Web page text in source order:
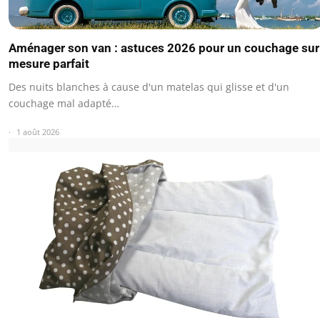
Aménager son van : astuces 2026 pour un couchage sur
mesure parfait
Des nuits blanches à cause d'un matelas qui glisse et d'un
couchage mal adapté…
1 août 2026